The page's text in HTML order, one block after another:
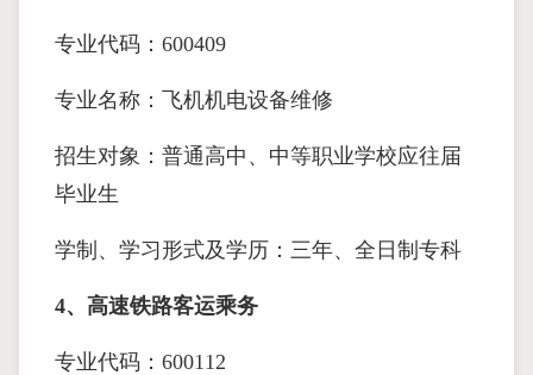
专业代码：600409
专业名称：飞机机电设备维修
招生对象：普通高中、中等职业学校应往届
毕业生
学制、学习形式及学历：三年、全日制专科
4、高速铁路客运乘务
专业代码：600112